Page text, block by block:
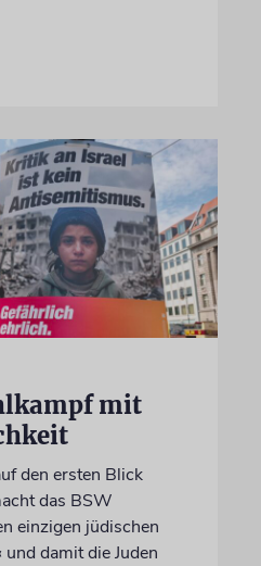
mit
den ersten Blick
das BSW
einzigen jüdischen
und damit die Juden